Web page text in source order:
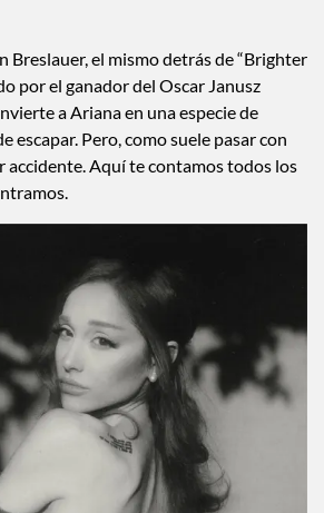
el mismo detrás de “Brighter
por el ganador del Oscar Janusz
a Ariana en una especie de
escapar. Pero, como suele pasar con
accidente. Aquí te contamos todos los